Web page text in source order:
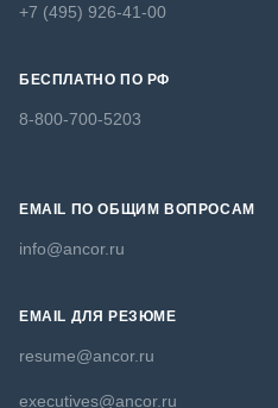
+7 (495) 926-41-00
БЕСПЛАТНО ПО РФ
8-800-700-5203
EMAIL ПО ОБЩИМ ВОПРОСАМ
info@ancor.ru
EMAIL ДЛЯ РЕЗЮМЕ
resume@ancor.ru
executives@ancor.ru